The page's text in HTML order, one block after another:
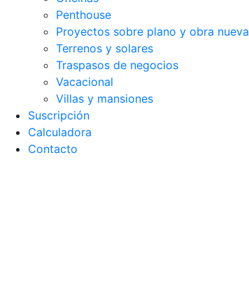
Penthouse
Proyectos sobre plano y obra nueva
Terrenos y solares
Traspasos de negocios
Vacacional
Villas y mansiones
Suscripción
Calculadora
Contacto